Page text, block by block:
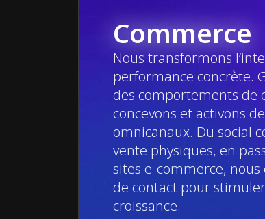
Commerce
Nous transformons
performance concrète.
des comportements de
concevons et activons
omnicanaux. Du social
vente physiques, en
sites e-commerce,
de contact pour
croissance.